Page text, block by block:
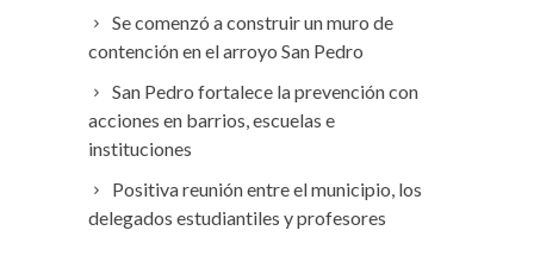
Se comenzó a construir un muro de
contención en el arroyo San Pedro
San Pedro fortalece la prevención con
acciones en barrios, escuelas e
instituciones
Positiva reunión entre el municipio, los
delegados estudiantiles y profesores